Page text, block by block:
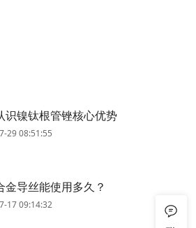
识镍钛根管锉核心优势
29 08:51:55
金导丝能使用多久？
17 09:14:32